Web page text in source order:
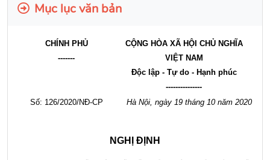
Mục lục văn bản
CHÍNH PHỦ
-------
CỘNG HÒA XÃ HỘI CHỦ NGHĨA
VIỆT NAM
Độc lập - Tự do - Hạnh phúc
---------------
Số: 126/2020/NĐ-CP Hà Nội, ngày 19 tháng 10 năm 2020
NGHỊ ĐỊNH